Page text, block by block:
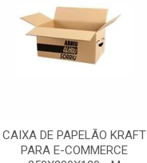
CAIXA DE PAPELÃO KRAFT
PARA E-COMMERCE